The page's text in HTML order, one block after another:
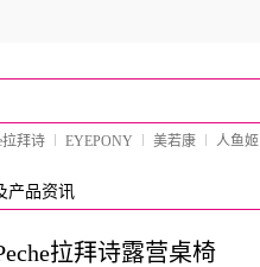
拉拜诗 EYEPONY 美若康 人鱼姬
产品资讯
拉拜诗露营桌椅